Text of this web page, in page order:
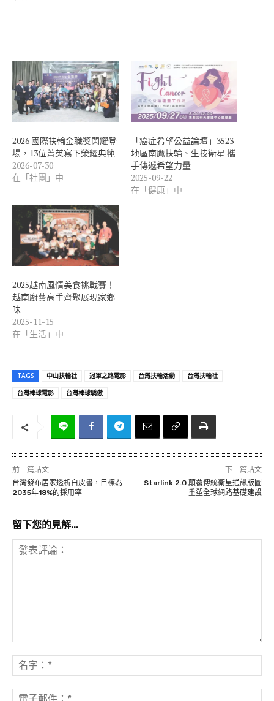
2026 國際扶輪金職獎閃耀登
場，13位菁英寫下榮耀典範
2026-07-30
在「社團」中
「癌症希望公益論壇」3523
地區南鷹扶輪、生技衛星 攜
手傳遞希望力量
2025-09-22
在「健康」中
2025越南風情美食挑戰賽！
越南廚藝高手齊聚展現家鄉
味
2025-11-15
在「生活」中
TAGS 中山扶輪社 冠軍之路電影 台灣扶輪活動
台灣扶輪社
台灣棒球電影
台灣棒球驕傲
前一篇貼文
台灣發布居家透析白皮書，目標為
2035年18%的採用率
下一篇貼文
Starlink 2.0 顛覆傳統衛星通訊版圖
重塑全球網路基礎建設
留下您的見解...
表
評
論：
字
*